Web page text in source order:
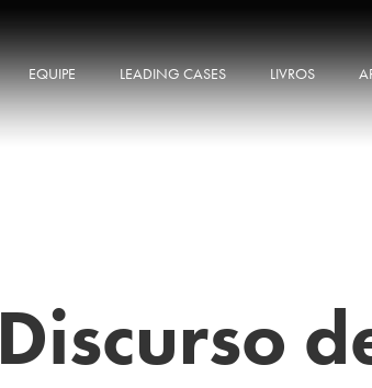
EQUIPE LEADING CASES LIVROS
Discurso